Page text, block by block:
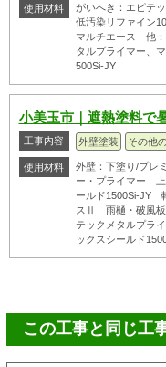
使用材料
がいへき：エピテ
低汚染リファイン
マルチエース 他：
タルプライマー、
500Si-JY
小美玉市｜遮熱塗料で
工事内容 外壁塗装 その他
使用材料
外壁：下塗り/プレ
ー・プライマー 上
ールド1500Si-JY
スⅡ 雨樋・破風板
テックメタルプラ
ックスシールド
この工事と同じ工